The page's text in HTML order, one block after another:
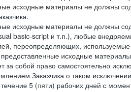
исходные материалы не должны
исходные материалы не должны
basic-script и т.п.), любые
переопределяющих,
исходные
за собой право самостоятельно
Заказчика о таком
5 (пяти) рабочих дней с